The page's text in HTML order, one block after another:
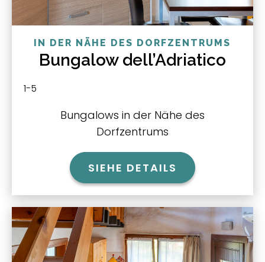
IN DER NÄHE DES DORFZENTRUMS
Bungalow dell’Adriatico
1-5
Bungalows in der Nähe des
Dorfzentrums
SIEHE DETAILS